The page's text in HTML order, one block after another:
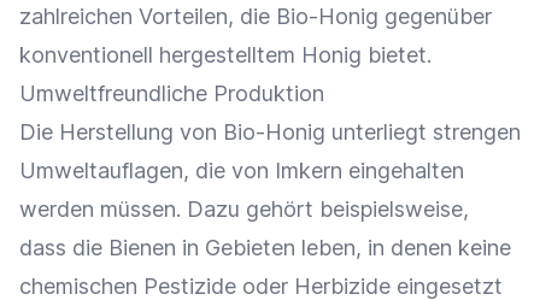
zahlreichen Vorteilen, die Bio-Honig gegenüber
konventionell hergestelltem Honig bietet.
Umweltfreundliche Produktion
Die Herstellung von Bio-Honig unterliegt strengen
Umweltauflagen, die von Imkern eingehalten
werden müssen. Dazu gehört beispielsweise,
dass die Bienen in Gebieten leben, in denen keine
chemischen Pestizide oder Herbizide eingesetzt